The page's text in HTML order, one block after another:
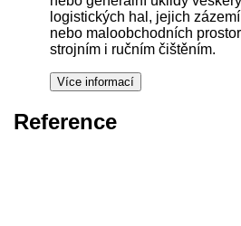
logistických hal, jejich
nebo maloobchodních
strojním i ručním čištěním.
Reference